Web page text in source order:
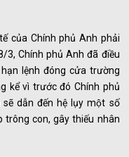
của Chính phủ Anh phải
3, Chính phủ Anh đã điều
lệnh đóng cửa trường
kể vì trước đó Chính phủ
dẫn đến hệ lụy một số
trông con, gây thiếu nhân